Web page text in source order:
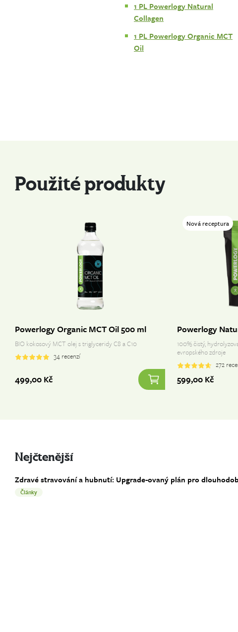
1 PL Powerlogy Natural
Collagen
1 PL Powerlogy Organic MCT
Oil
Použité produkty
Powerlogy Organic MCT Oil 500 ml
BIO kokosový MCT olej s triglyceridy C8 a C10
34 recenzí
499,00 Kč
Nová receptura
Powerlogy
100% čistý,
evropského zdroje
272
599,00 Kč
Nejčtenější
Zdravé stravování a hubnutí: Upgrade-ovaný plán pro
Články